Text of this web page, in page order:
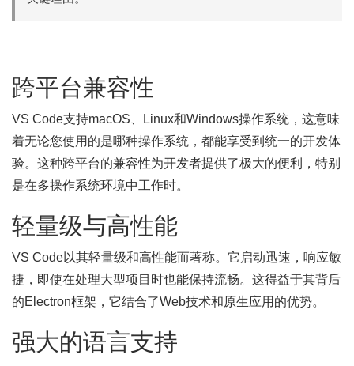
跨平台兼容性
VS Code支持macOS、Linux和Windows操作系统，这意味
着无论您使用的是哪种操作系统，都能享受到统一的开发体
验。这种跨平台的兼容性为开发者提供了极大的便利，特别
是在多操作系统环境中工作时。
轻量级与高性能
VS Code以其轻量级和高性能而著称。它启动迅速，响应敏
捷，即使在处理大型项目时也能保持流畅。这得益于其背后
的Electron框架，它结合了Web技术和原生应用的优势。
强大的语言支持